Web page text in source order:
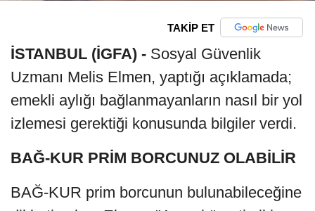
TAKİP ET
İSTANBUL (İGFA) - Sosyal Güvenlik
Uzmanı Melis Elmen, yaptığı açıklamada;
emekli aylığı bağlanmayanların nasıl bir yol
izlemesi gerektiği konusunda bilgiler verdi.
BAĞ-KUR PRİM BORCUNUZ OLABİLİR
BAĞ-KUR prim borcunun bulunabileceğine